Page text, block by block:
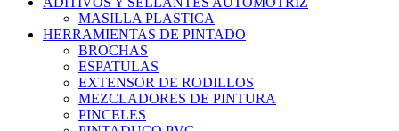
MASILLA PLASTICA
HERRAMIENTAS DE PINTADO
BROCHAS
ESPATULAS
EXTENSOR DE RODILLOS
MEZCLADORES DE PINTURA
PINCELES